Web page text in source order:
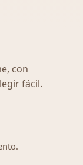
con
fácil.